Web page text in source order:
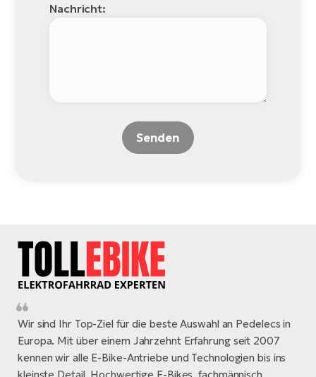
Nachricht:
Senden
Wir sind Ihr Top-Ziel für die beste Auswahl an Pedelecs in
Europa. Mit über einem Jahrzehnt Erfahrung seit 2007
kennen wir alle E-Bike-Antriebe und Technologien bis ins